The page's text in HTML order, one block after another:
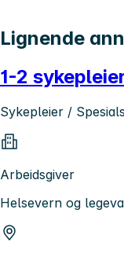
Lignende
1-2
Sykepleier /
Arbeidsgiver
Helsevern og